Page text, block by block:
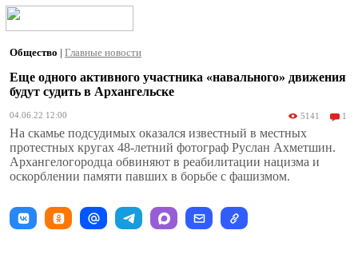
Общество | Главные новости
Еще одного активного участника «навального» движения
будут судить в Архангельске
04.06.22 12:00 5141 1
На скамье подсудимых оказался известный в местных
протестных кругах 48-летний фотограф Руслан Ахметшин.
Архангелогородца обвиняют в реабилитации нацизма и
оскорблении памяти павших в борьбе с фашизмом.